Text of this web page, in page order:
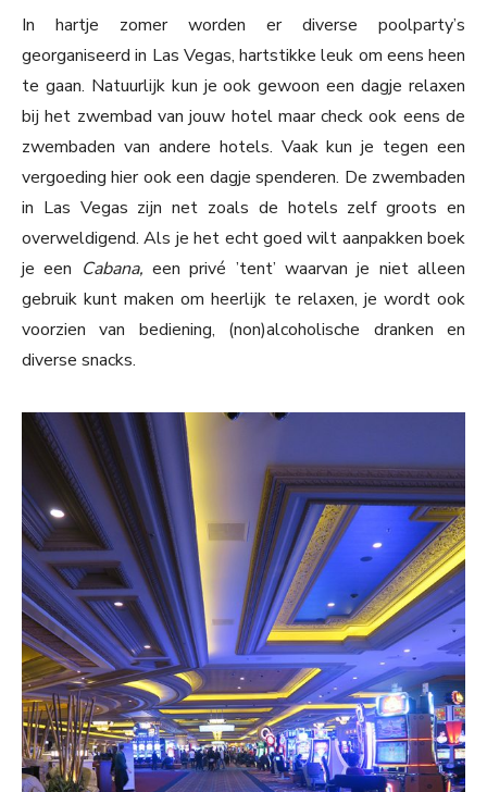
In hartje zomer worden er diverse poolparty’s
georganiseerd in Las Vegas, hartstikke leuk om eens heen
te gaan. Natuurlijk kun je ook gewoon een dagje relaxen
bij het zwembad van jouw hotel maar check ook eens de
zwembaden van andere hotels. Vaak kun je tegen een
vergoeding hier ook een dagje spenderen. De zwembaden
in Las Vegas zijn net zoals de hotels zelf groots en
overweldigend. Als je het echt goed wilt aanpakken boek
je een Cabana,een privé ’tent’ waarvan je niet alleen
gebruik kunt maken om heerlijk te relaxen, je wordt ook
voorzien van bediening, (non)alcoholische dranken en
diverse snacks.